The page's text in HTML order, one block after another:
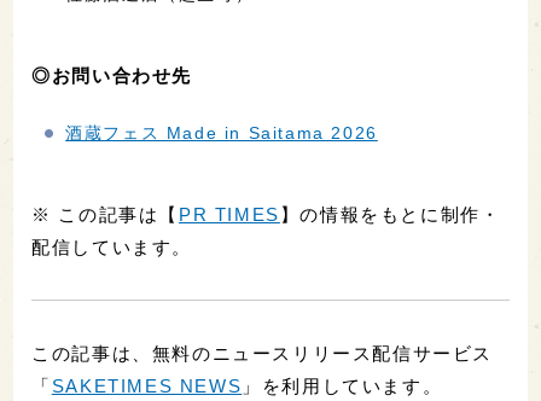
◎お問い合わせ先
酒蔵フェス Made in Saitama 2026
※ この記事は【 PR TIMES 】の情報をもとに制作・
配信しています。
この記事は、無料のニュースリリース配信サービス
「 SAKETIMES NEWS 」を利用しています。